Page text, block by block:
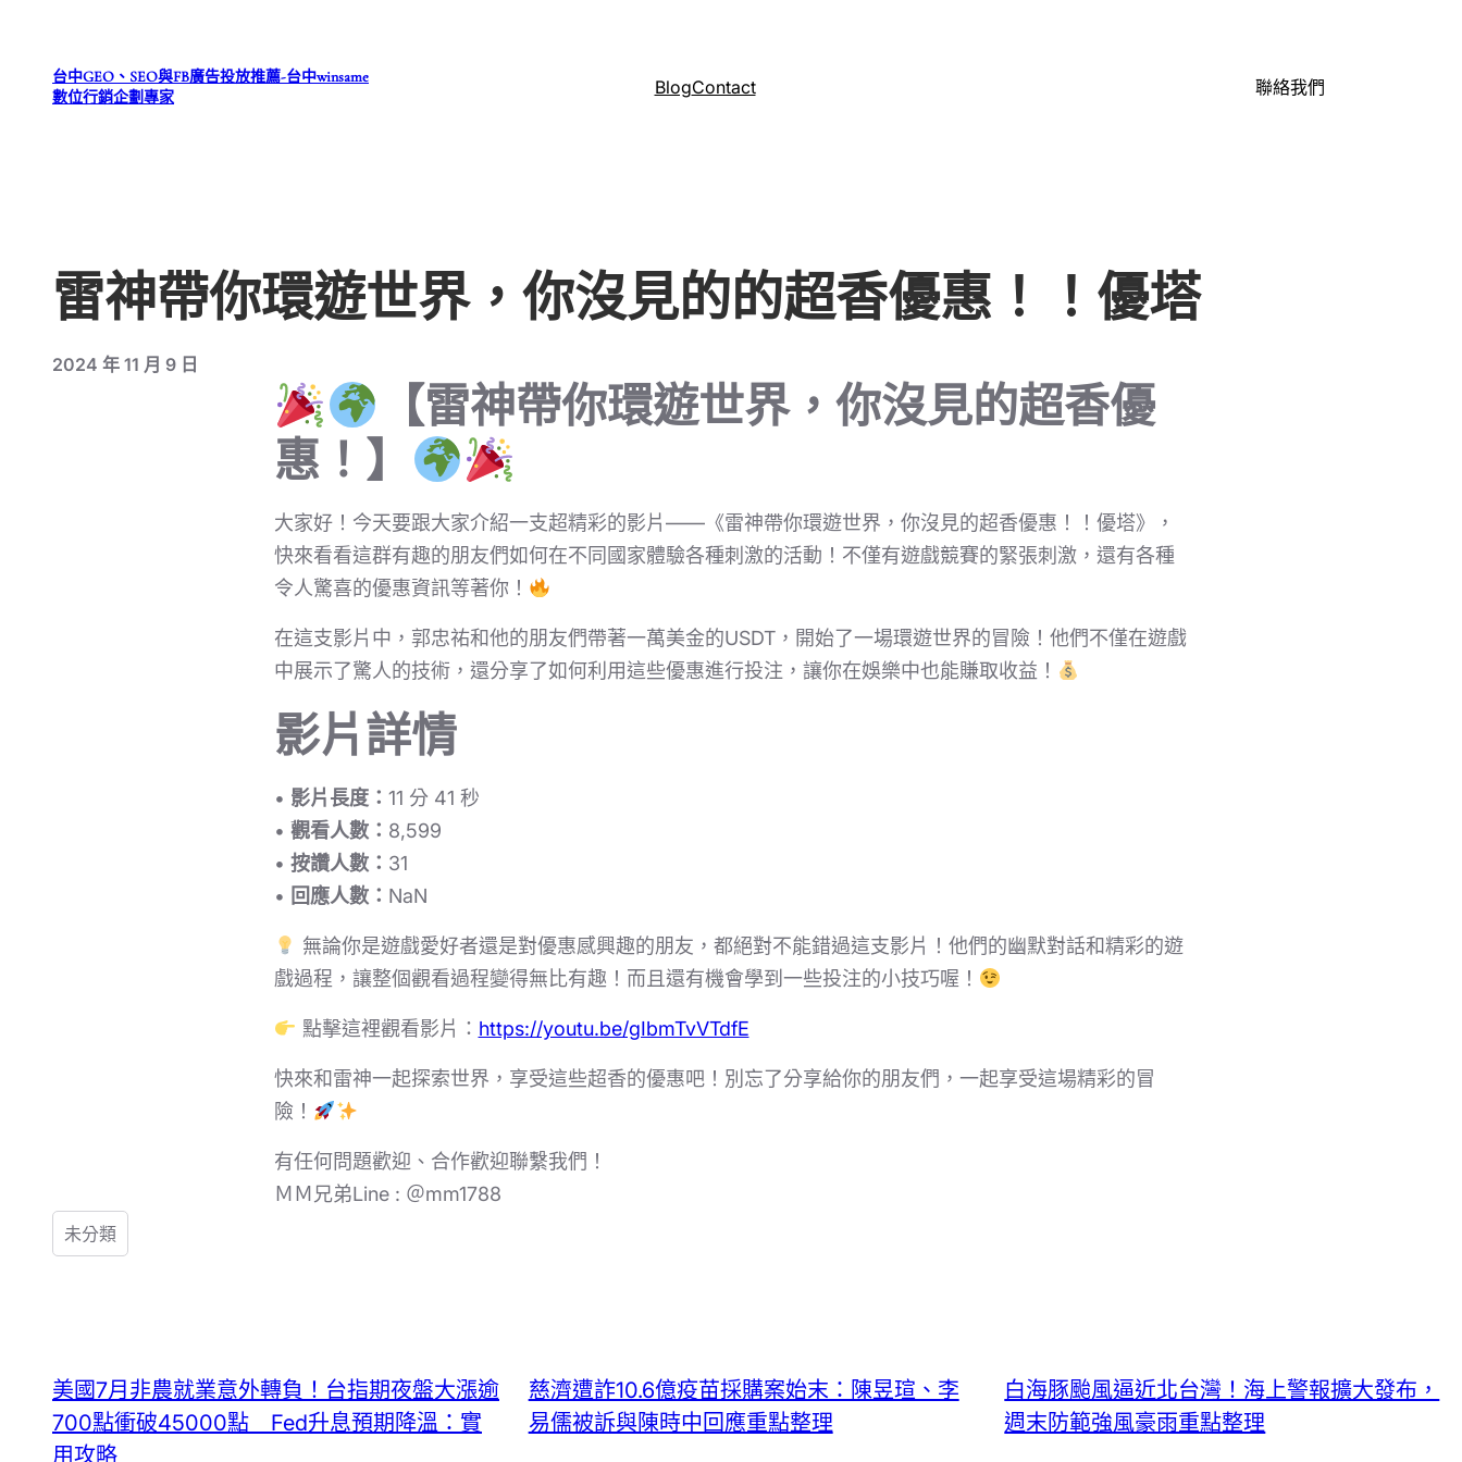
台中GEO、SEO與FB廣告投放推薦-台中winsame
數位行銷企劃專家
BlogContact 聯絡我們
雷神帶你環遊世界，你沒見的的超香優惠！！優塔
2024 年 11 月 9 日
【雷神帶你環遊世界，你沒見的超香優
惠！】
大家好！今天要跟大家介紹一支超精彩的影片——《雷神帶你環遊世界，你沒見的超香優惠！！優塔》，
快來看看這群有趣的朋友們如何在不同國家體驗各種刺激的活動！不僅有遊戲競賽的緊張刺激，還有各種
令人驚喜的優惠資訊等著你！
在這支影片中，郭忠祐和他的朋友們帶著一萬美金的USDT，開始了一場環遊世界的冒險！他們不僅在遊戲
中展示了驚人的技術，還分享了如何利用這些優惠進行投注，讓你在娛樂中也能賺取收益！
影片詳情
• 影片長度： 11 分 41 秒
• 觀看人數： 8,599
• 按讚人數： 31
• 回應人數： NaN
無論你是遊戲愛好者還是對優惠感興趣的朋友，都絕對不能錯過這支影片！他們的幽默對話和精彩的遊
戲過程，讓整個觀看過程變得無比有趣！而且還有機會學到一些投注的小技巧喔！
點擊這裡觀看影片： https://youtu.be/gIbmTvVTdfE
快來和雷神一起探索世界，享受這些超香的優惠吧！別忘了分享給你的朋友們，一起享受這場精彩的冒
險！
有任何問題歡迎、合作歡迎聯繫我們！
ＭＭ兄弟Line : ＠mm1788
未分類
美國7月非農就業意外轉負！台指期夜盤大漲逾
700點衝破45000點 Fed升息預期降溫：實
用攻略
慈濟遭詐10.6億疫苗採購案始末：陳昱瑄、李
易儒被訴與陳時中回應重點整理
白海豚颱風逼近北台灣！海上警報擴大發布，
週末防範強風豪雨重點整理